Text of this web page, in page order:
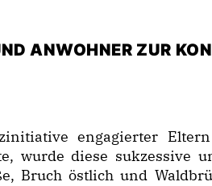
ANWOHNER ZUR
engagierter
wurde diese sukzessive
Bruch östlich und